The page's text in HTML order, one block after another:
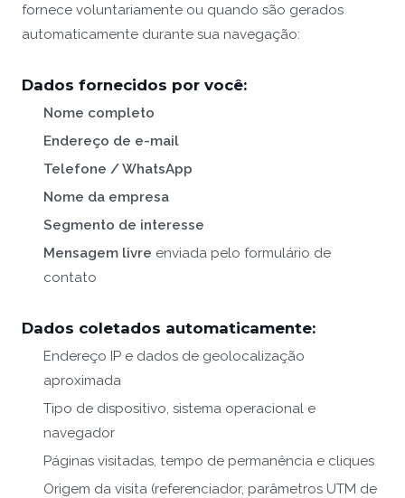
fornece voluntariamente ou quando são gerados
automaticamente durante sua navegação:
Dados fornecidos por você:
Nome completo
Endereço de e-mail
Telefone / WhatsApp
Nome da empresa
Segmento de interesse
Mensagem livre enviada pelo formulário de
contato
Dados coletados automaticamente:
Endereço IP e dados de geolocalização
aproximada
Tipo de dispositivo, sistema operacional e
navegador
Páginas visitadas, tempo de permanência e cliques
Origem da visita (referenciador, parâmetros UTM de